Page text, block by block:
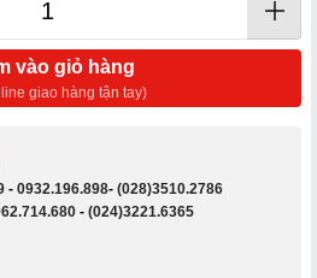
vào giỏ hàng
giao hàng tận tay)
- 0932.196.898- (028)3510.2786
- (024)3221.6365